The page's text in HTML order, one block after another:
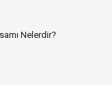
Kurumsal